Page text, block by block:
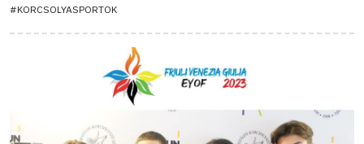
#KORCSOLYASPORTOK